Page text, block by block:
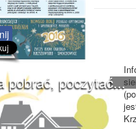
pobrać, poczytać...